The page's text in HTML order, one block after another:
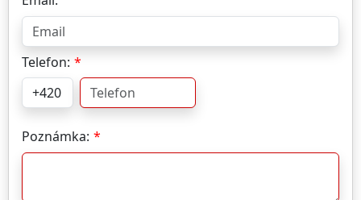
Telefon:
Poznámka: